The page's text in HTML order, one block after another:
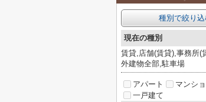
種別で絞り込
現在の種別
賃貸,店舗(賃貸),事務所(
外建物全部,駐車場
アパート
マンシ
一戸建て